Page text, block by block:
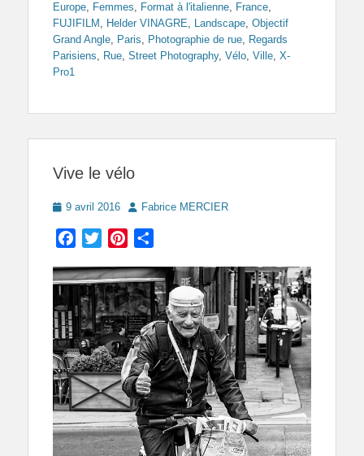
Europe, Femmes, Format à l'italienne, France,
FUJIFILM , Helder VINAGRE, Landscape, Objectif
Grand Angle, Paris, Photographie de rue, Regards
Parisiens, Rue, Street Photography, Vélo, Ville, X-
Pro1
Vive le vélo
Posted
9 avril 2016 AuthorFabrice MERCIER
Facebook
TwitterPinterest